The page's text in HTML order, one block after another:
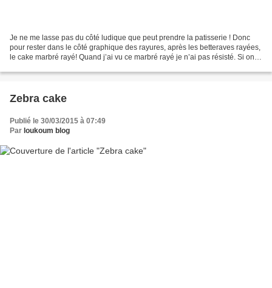
Je ne me lasse pas du côté ludique que peut prendre la patisserie ! Donc
pour rester dans le côté graphique des rayures, après les betteraves rayées,
le cake marbré rayé! Quand j’ai vu ce marbré rayé je n’ai pas résisté. Si on
Zebra cake
Publié le 30/03/2015 à 07:49
Par loukoum blog